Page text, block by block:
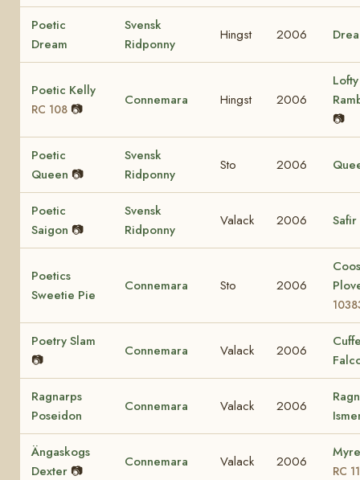
Poetic
Dream
Svensk
Ridponny
Hingst 2006
Poetic Kelly
RC 108 📷
Connemara Hingst 2006
📷
Poetic
Queen 📷
Svensk
Ridponny
Sto 2006
Poetic
Saigon 📷
Svensk
Ridponny
Valack 2006 Safir
Poetics
Sweetie Pie
Connemara Sto 2006
Poetry Slam
📷
Connemara Valack 2006
Ragnarps
Poseidon
Connemara Valack 2006
Ängaskogs
Dexter 📷
Connemara Valack 2006
RC